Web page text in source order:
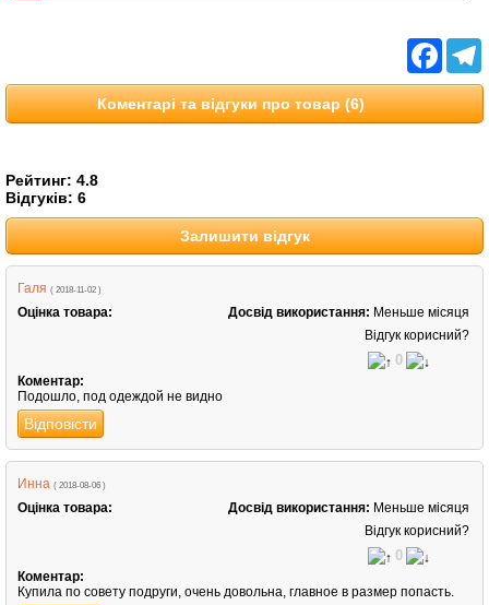
Коментарі та відгуки про товар (6)
Рейтинг: 4.8
Відгуків: 6
Залишити відгук
Галя ( 2018-11-02 )
Оцінка товара: Досвід використання: Меньше місяця
Відгук корисний?
0
Коментар:
Подошло, под одеждой не видно
Відповісти
Инна ( 2018-08-06 )
Оцінка товара: Досвід використання: Меньше місяця
Відгук корисний?
0
Коментар:
Купила по совету подруги, очень довольна, главное в размер попасть.